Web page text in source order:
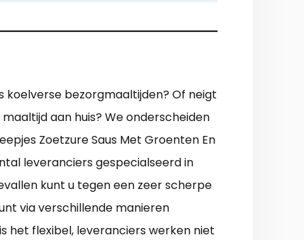
koelverse bezorgmaaltijden? Of neigt
aan huis? We onderscheiden
Zoetzure Saus Met Groenten En
leveranciers gespecialseerd in
kunt u tegen een zeer scherpe
via verschillende manieren
het flexibel, leveranciers werken niet